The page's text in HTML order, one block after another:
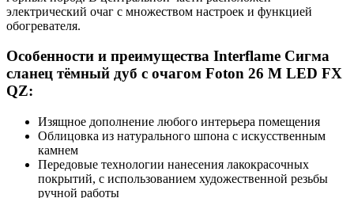
электрический очаг с множеством настроек и функцией
обогревателя.
Особенности и преимущества Interflame Сигма
сланец тёмный дуб с очагом Foton 26 M LED FX
QZ:
Изящное дополнение любого интерьера помещения
Облицовка из натурального шпона с искусственным
камнем
Передовые технологии нанесения лакокрасочных
покрытий, с использованием художественной резьбы
ручной работы